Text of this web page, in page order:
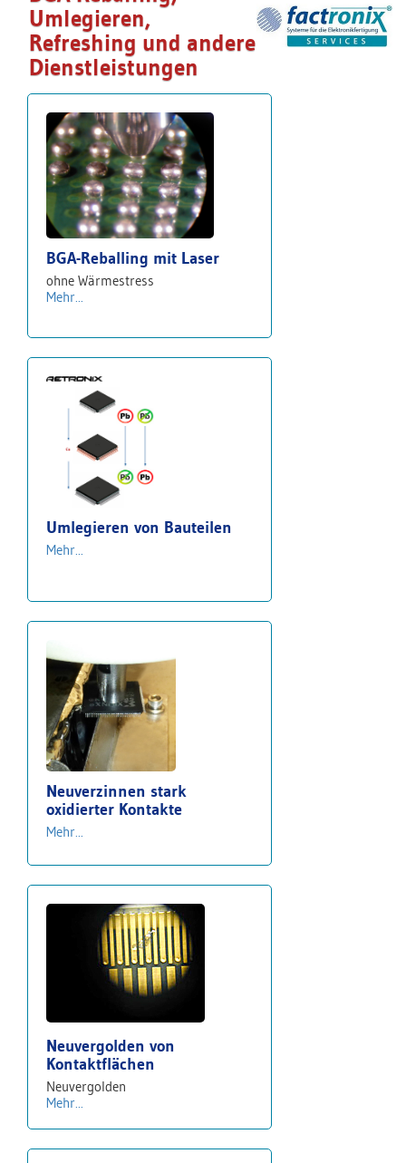
Umlegieren,
Refreshing und andere
Dienstleistungen
BGA-Reballing mit Laser
ohne Wärmestress
Mehr...
Umlegieren von Bauteilen
Mehr...
Neuverzinnen stark
oxidierter Kontakte
Mehr...
Neuvergolden von
Kontaktflächen
Neuvergolden
Mehr...